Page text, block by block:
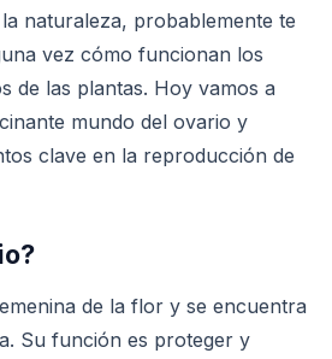
naturaleza, probablemente te
vez cómo funcionan los
de las plantas. Hoy vamos a
mundo del ovario y
clave en la reproducción de
de la flor y se encuentra
Su función es proteger y